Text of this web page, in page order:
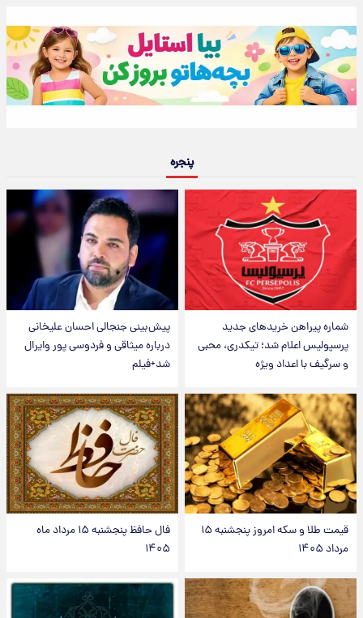
پنجره
شماره پیراهن خریدهای جدید
پرسپولیس اعلام شد؛ تیکدری، محبی
و سرگیف با اعداد ویژه
پیش‌بینی جنجالی احسان علیخانی
درباره میثاقی و فردوسی پور وایرال
شد+فیلم
قیمت طلا و سکه امروز پنجشنبه ۱۵
مرداد ۱۴۰۵
فال حافظ پنجشنبه ۱۵ مرداد ماه
۱۴۰۵